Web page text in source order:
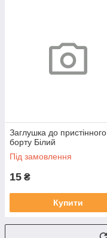
Заглушка до пристінного
борту Білий
Під замовлення
15 ₴
Купити